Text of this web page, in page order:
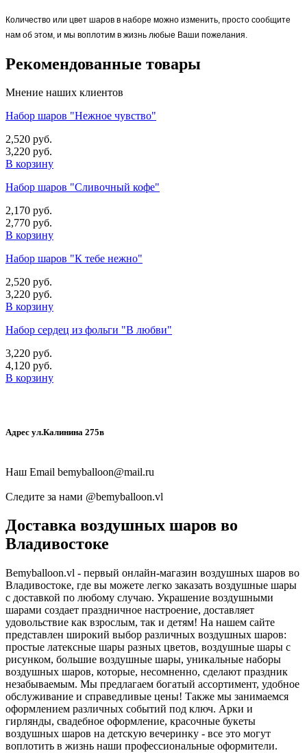
Количество или цвет шаров в наборе можно изменить, просто сообщите
нам об этом, и мы воплотим в жизнь любые Ваши пожелания.
Рекомендованные товары
Мнение наших клиентов
Набор шаров "Нежное чувство"
2,520 руб.
3,220 руб.
В корзину
Набор шаров "Сливочный кофе"
2,170 руб.
2,770 руб.
В корзину
Набор шаров "К тебе нежно"
2,520 руб.
3,220 руб.
В корзину
Набор сердец из фольги "В любви"
3,220 руб.
4,120 руб.
В корзину
Адрес ул.Калинина 275в
Наш Email bemyballoon@mail.ru
Следите за нами @bemyballoon.vl
Доставка воздушных шаров во
Владивостоке
Bemyballoon.vl - первый онлайн-магазин воздушных шаров во
Владивостоке, где вы можете легко заказать воздушные шары
с доставкой по любому случаю. Украшение воздушными
шарами создает праздничное настроение, доставляет
удовольствие как взрослым, так и детям! На нашем сайте
представлен широкий выбор различных воздушных шаров:
простые латексные шары разных цветов, воздушные шары с
рисунком, большие воздушные шары, уникальные наборы
воздушных шаров, которые, несомненно, сделают праздник
незабываемым. Мы предлагаем богатый ассортимент, удобное
обслуживание и справедливые цены! Также мы занимаемся
оформлением различных событий под ключ. Арки и
гирлянды, свадебное оформление, красочные букеты
воздушных шаров на детскую вечеринку - все это могут
воплотить в жизнь наши профессиональные оформители.